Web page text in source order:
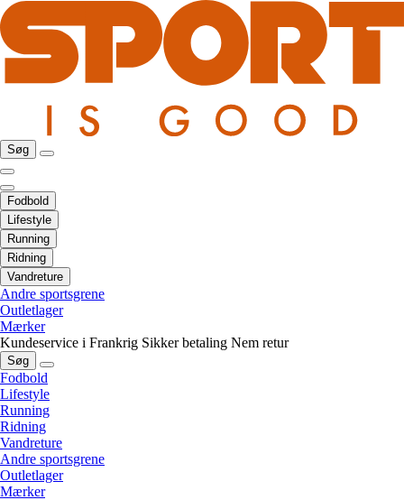
Søg
Fodbold
Lifestyle
Running
Ridning
Vandreture
Andre sportsgrene
Outletlager
Mærker
Kundeservice i Frankrig Sikker betaling Nem retur
Søg
Fodbold
Lifestyle
Running
Ridning
Vandreture
Andre sportsgrene
Outletlager
Mærker